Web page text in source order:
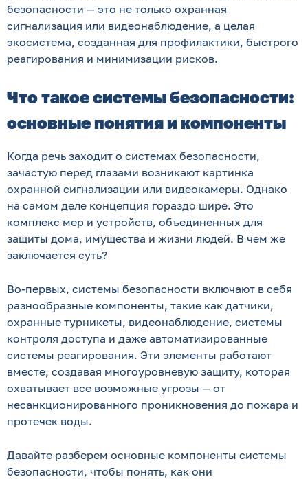
безопасности — это не только охранная
сигнализация или видеонаблюдение, а целая
экосистема, созданная для профилактики, быстрого
реагирования и минимизации рисков.
Что такое системы безопасности:
основные понятия и компоненты
Когда речь заходит о системах безопасности,
зачастую перед глазами возникают картинка
охранной сигнализации или видеокамеры. Однако
на самом деле концепция гораздо шире. Это
комплекс мер и устройств, объединенных для
защиты дома, имущества и жизни людей. В чем же
заключается суть?
Во-первых, системы безопасности включают в себя
разнообразные компоненты, такие как датчики,
охранные турникеты, видеонаблюдение, системы
контроля доступа и даже автоматизированные
системы реагирования. Эти элементы работают
вместе, создавая многоуровневую защиту, которая
охватывает все возможные угрозы — от
несанкционированного проникновения до пожара и
протечек воды.
Давайте разберем основные компоненты системы
безопасности, чтобы понять, как они